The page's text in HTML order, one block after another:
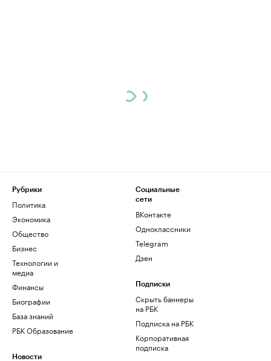
Рубрики
Политика
Экономика
Общество
Бизнес
Технологии и
медиа
Финансы
Биографии
База знаний
РБК Образование
Новости
Социальные
сети
ВКонтакте
Одноклассники
Telegram
Дзен
Подписки
Скрыть баннеры
на РБК
Подписка на РБК
Корпоративная
подписка